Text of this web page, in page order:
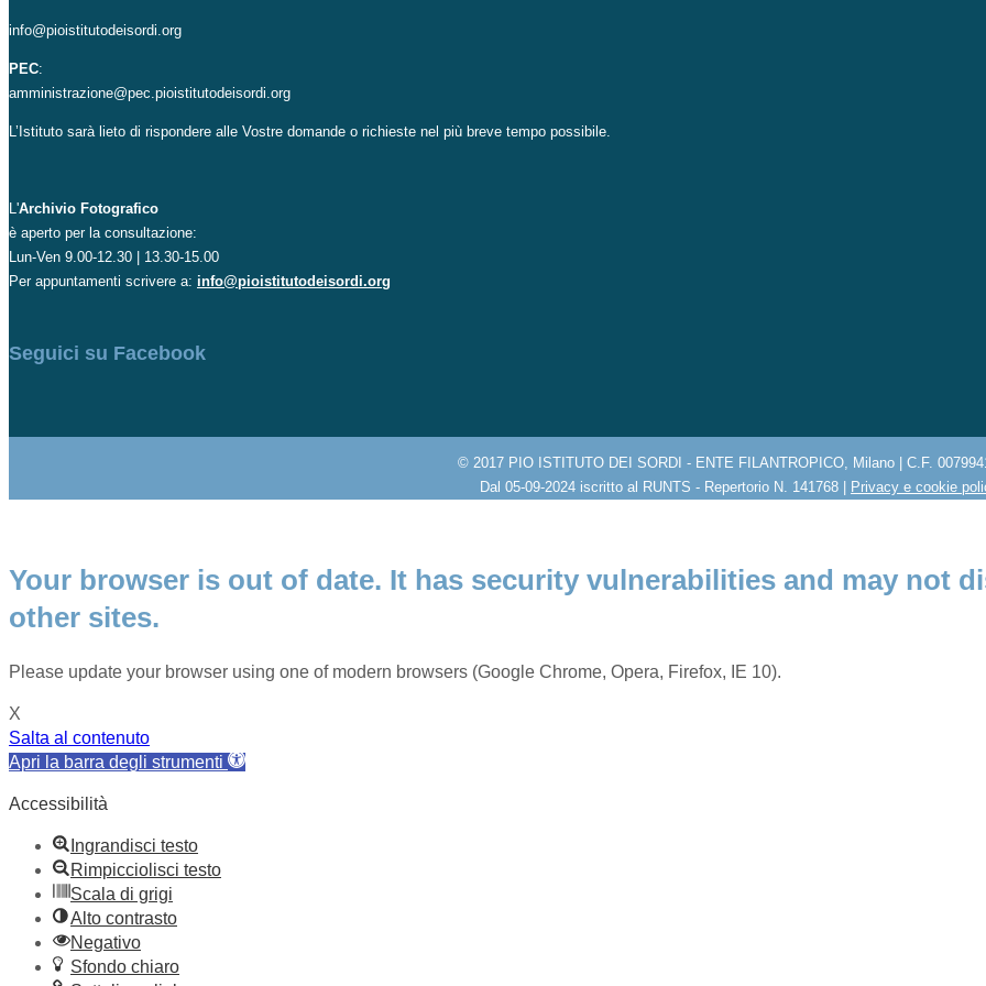
info@pioistitutodeisordi.org
PEC:
amministrazione@pec.pioistitutodeisordi.org
L’Istituto sarà lieto di rispondere alle Vostre domande o richieste nel più breve tempo possibile.
L'Archivio Fotografico
è aperto per la consultazione:
Lun-Ven 9.00-12.30 | 13.30-15.00
Per appuntamenti scrivere a: info@pioistitutodeisordi.org
Seguici su Facebook
© 2017 PIO ISTITUTO DEI SORDI - ENTE FILANTROPICO, Milano | C.F.
Dal 05-09-2024 iscritto al RUNTS - Repertorio N. 141768 | Privacy e cookie
Your browser is out of date. It has security vulnerabilities and may not
other sites.
Please update your browser using one of modern browsers (Google Chrome, Opera, Firefox, IE 10).
X
Salta al contenuto
Apri la barra degli strumenti
Accessibilità
Ingrandisci testo
Rimpicciolisci testo
Scala di grigi
Alto contrasto
Negativo
Sfondo chiaro